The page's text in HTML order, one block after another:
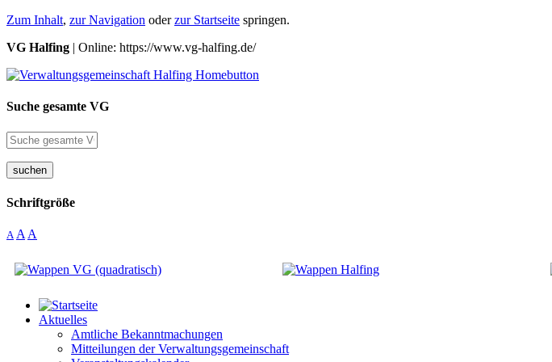
Zum Inhalt, zur Navigation oderzur Startseite springen.
VG Halfing | Online: https://www.vg-halfing.de/
Suche gesamte VG
suchen
Schriftgröße
A A A
Aktuelles
Amtliche Bekanntmachungen
Mitteilungen der Verwaltungsgemeinschaft